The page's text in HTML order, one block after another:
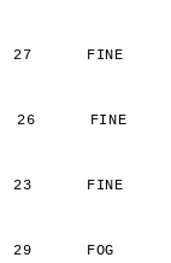
27      FINE
26      FINE
23      FINE
29      FOG